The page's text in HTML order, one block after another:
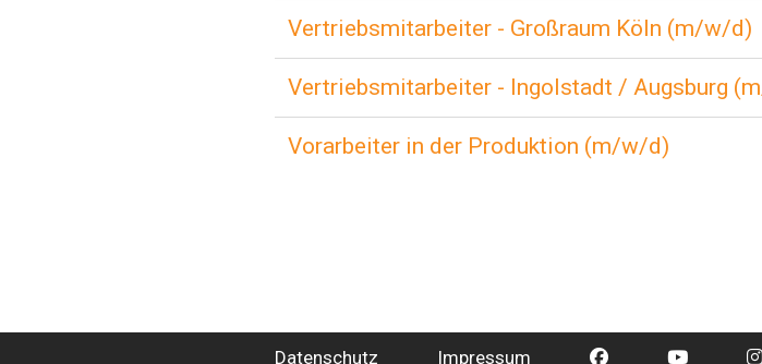
Vertriebsmitarbeiter - Großraum Köln (m/w/d)
Vertriebsmitarbeiter - Ingolstadt / Augsburg
Vorarbeiter in der Produktion (m/w/d)
Datenschutz Impressum